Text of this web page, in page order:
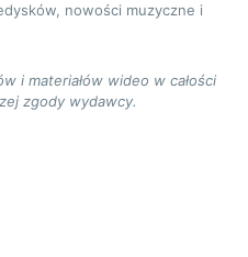
nowości muzyczne i
i materiałów wideo w całości
zgody wydawcy.